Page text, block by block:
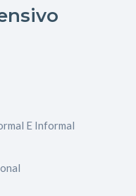
E Informal